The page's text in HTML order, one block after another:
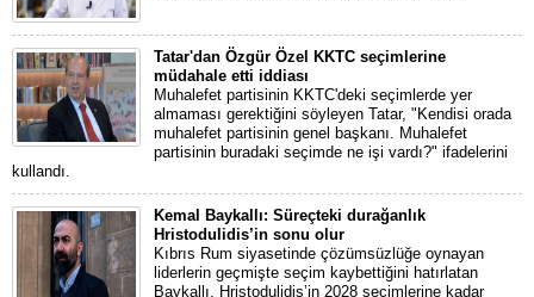
Tatar'dan Özgür Özel KKTC seçimlerine
müdahale etti iddiası
Muhalefet partisinin KKTC'deki seçimlerde yer
almaması gerektiğini söyleyen Tatar, "Kendisi orada
muhalefet partisinin genel başkanı. Muhalefet
partisinin buradaki seçimde ne işi vardı?" ifadelerini
kullandı.
Kemal Baykallı: Süreçteki durağanlık
Hristodulidis’in sonu olur
Kıbrıs Rum siyasetinde çözümsüzlüğe oynayan
liderlerin geçmişte seçim kaybettiğini hatırlatan
Baykallı, Hristodulidis’in 2028 seçimlerine kadar